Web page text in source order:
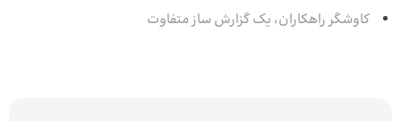
کاوشگر راهکاران، یک گزارش ساز متفاوت